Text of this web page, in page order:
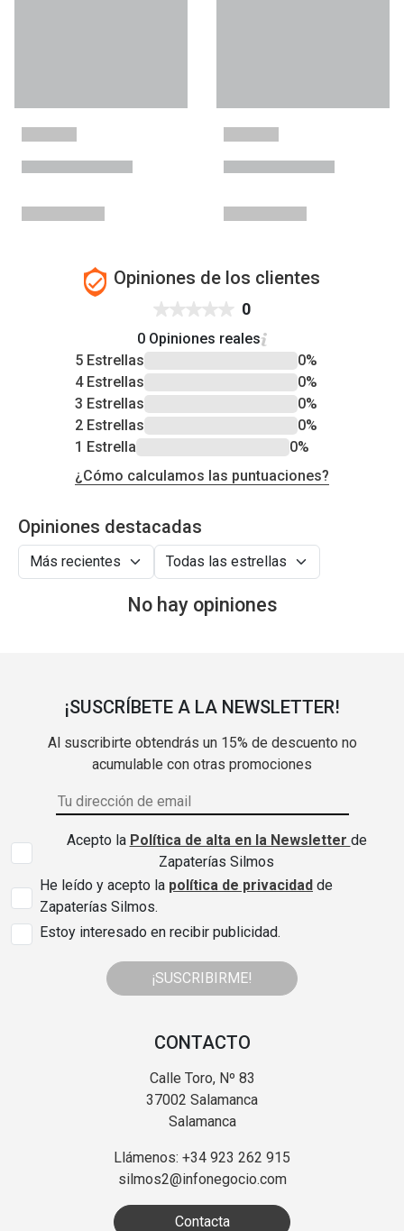
Opiniones de los clientes
0
0 Opiniones reales
5 Estrellas
0%
4 Estrellas
0%
3 Estrellas
0%
2 Estrellas
0%
1 Estrella
0%
¿Cómo calculamos las puntuaciones?
Opiniones destacadas
No hay opiniones
¡SUSCRÍBETE A LA NEWSLETTER!
Al suscribirte obtendrás un 15% de descuento no
acumulable con otras promociones
Acepto la Política de alta en la Newsletter de
Zapaterías Silmos
He leído y acepto la política de privacidad de
Zapaterías Silmos.
Estoy interesado en recibir publicidad.
¡SUSCRIBIRME!
CONTACTO
Calle Toro, Nº 83
37002 Salamanca
Salamanca
Llámenos: +34 923 262 915
silmos2@infonegocio.com
Contacta